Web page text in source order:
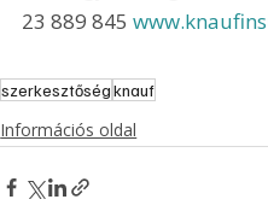
23 889 845
szerkesztőségknauf
Információs oldal